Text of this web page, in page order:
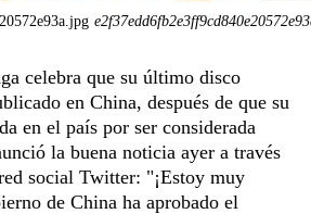
celebra que su último disco
en China, después de que su
en el país por ser considerada
la buena noticia ayer a través
social Twitter: "¡Estoy muy
de China ha aprobado el